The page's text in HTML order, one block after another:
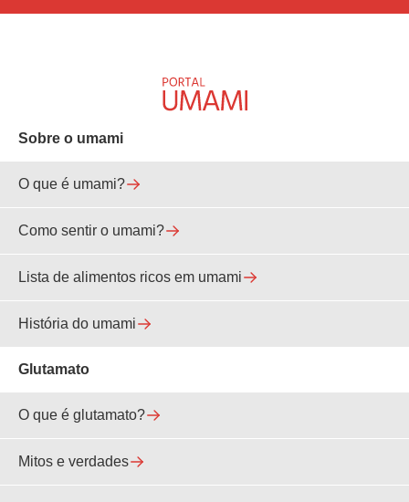
Sobre o umami
O que é umami?
Como sentir o umami?
Lista de alimentos ricos em umami
História do umami
Glutamato
O que é glutamato?
Mitos e verdades